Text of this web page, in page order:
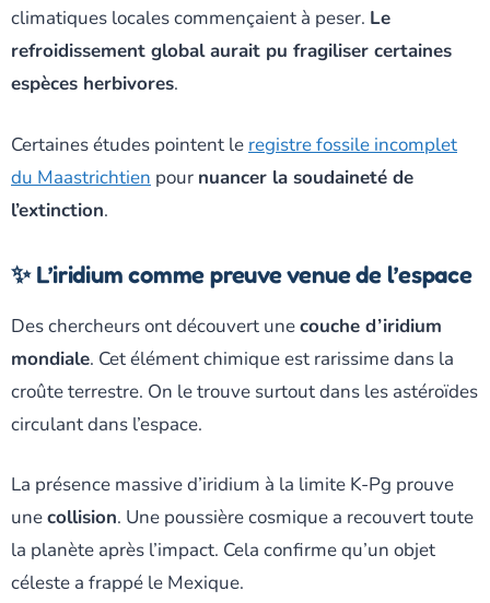
climatiques locales commençaient à peser. Le
refroidissement global aurait pu fragiliser certaines
espèces herbivores.
Certaines études pointent le registre fossile incomplet
du Maastrichtien pour nuancer la soudaineté de
l’extinction.
✨ L’iridium comme preuve venue de l’espace
Des chercheurs ont découvert unecouche d’iridium
mondiale. Cet élément chimique est rarissime dans la
croûte terrestre. On le trouve surtout dans les astéroïdes
circulant dans l’espace.
La présence massive d’iridium à la limite K-Pg prouve
unecollision. Une poussière cosmique a recouvert toute
la planète après l’impact. Cela confirme qu’un objet
céleste a frappé le Mexique.